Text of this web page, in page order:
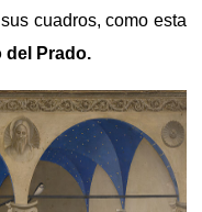
cuadros, como esta
del Prado.